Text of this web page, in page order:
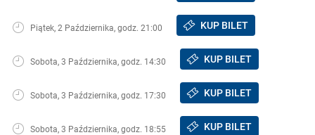
Piątek, 2 Października, godz. 21:00 KUP BILET
Sobota, 3 Października, godz. 14:30 KUP BILET
Sobota, 3 Października, godz. 17:30 KUP BILET
Sobota, 3 Października, godz. 18:55 KUP BILET